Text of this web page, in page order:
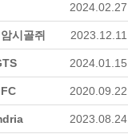
2024.02.27
시골쥐 2023.12.11
2024.01.15
2020.09.22
2023.08.24